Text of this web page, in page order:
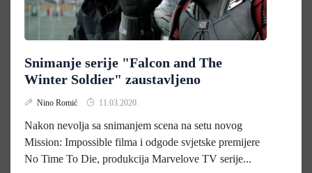
Snimanje serije "Falcon and The
Winter Soldier" zaustavljeno
Nino Romić 11.03.2020.
Nakon nevolja sa snimanjem scena na setu novog
Mission: Impossible filma i odgode svjetske premijere
No Time To Die, produkcija Marvelove TV serije...